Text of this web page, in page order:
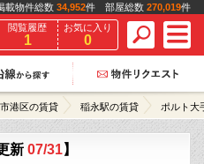
載物件総数 34,952件 部屋総数 270,019件
閲覧履歴
1
お気に入り
0
港区の賃貸 稲永駅の賃貸 ポルト大
新 07/31】